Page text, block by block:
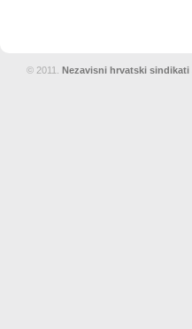
© 2011. Nezavisni hrvatski sindikati